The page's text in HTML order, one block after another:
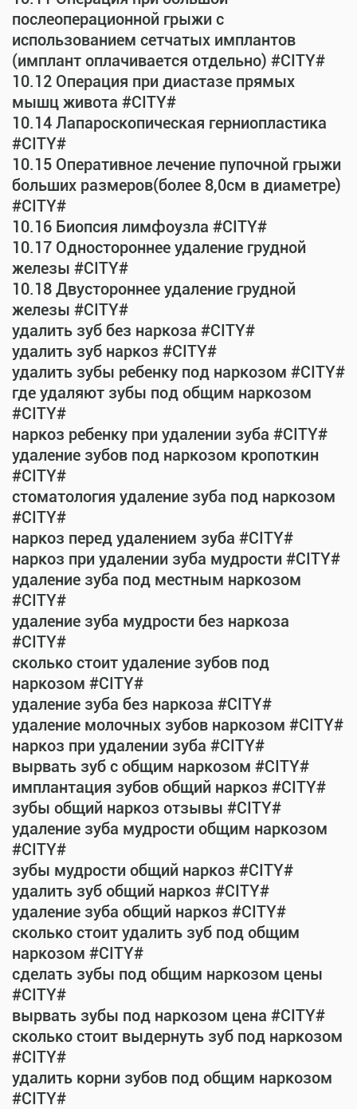
послеоперационной грыжи с
использованием сетчатых имплантов
(имплант оплачивается отдельно) #CITY#
10.12 Операция при диастазе прямых
мышц живота #CITY#
10.14 Лапароскопическая герниопластика
#CITY#
10.15 Оперативное лечение пупочной грыжи
больших размеров(более 8,0см в диаметре)
#CITY#
10.16 Биопсия лимфоузла #CITY#
10.17 Одностороннее удаление грудной
железы #CITY#
10.18 Двустороннее удаление грудной
железы #CITY#
удалить зуб без наркоза #CITY#
удалить зуб наркоз #CITY#
удалить зубы ребенку под наркозом #CITY#
где удаляют зубы под общим наркозом
#CITY#
наркоз ребенку при удалении зуба #CITY#
удаление зубов под наркозом кропоткин
#CITY#
стоматология удаление зуба под наркозом
#CITY#
наркоз перед удалением зуба #CITY#
наркоз при удалении зуба мудрости #CITY#
удаление зуба под местным наркозом
#CITY#
удаление зуба мудрости без наркоза
#CITY#
сколько стоит удаление зубов под
наркозом #CITY#
удаление зуба без наркоза #CITY#
удаление молочных зубов наркозом #CITY#
наркоз при удалении зуба #CITY#
вырвать зуб с общим наркозом #CITY#
имплантация зубов общий наркоз #CITY#
зубы общий наркоз отзывы #CITY#
удаление зуба мудрости общим наркозом
#CITY#
зубы мудрости общий наркоз #CITY#
удалить зуб общий наркоз #CITY#
удаление зуба общий наркоз #CITY#
сколько стоит удалить зуб под общим
наркозом #CITY#
сделать зубы под общим наркозом цены
#CITY#
вырвать зубы под наркозом цена #CITY#
сколько стоит выдернуть зуб под наркозом
#CITY#
удалить корни зубов под общим наркозом
#CITY#